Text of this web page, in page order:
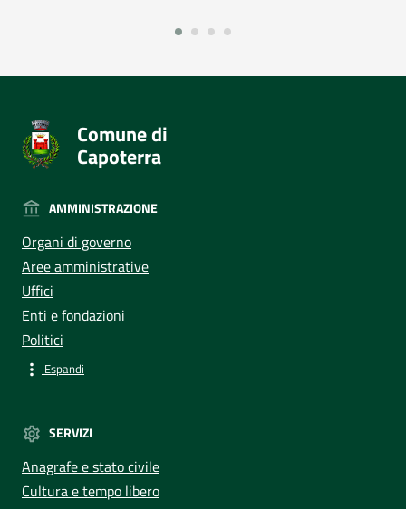
Comune di
Capoterra
AMMINISTRAZIONE
Organi di governo
Aree amministrative
Uffici
Enti e fondazioni
Politici
Espandi
SERVIZI
Anagrafe e stato civile
Cultura e tempo libero